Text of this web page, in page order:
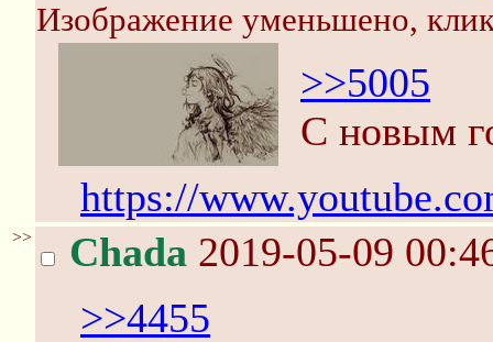
Изображение уменьшено,
>>5005
С новым
https://
>> Chada 2019-05-09
>>4455